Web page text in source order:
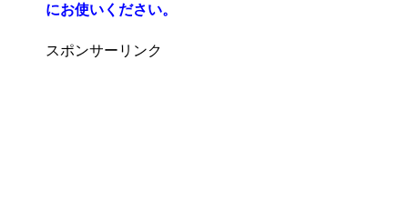
にお使いください。
スポンサーリンク